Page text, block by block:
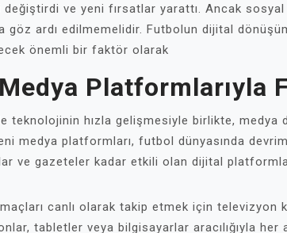
değiştirdi ve yeni fırsatlar yarattı. Ancak sosyal
göz ardı edilmemelidir. Futbolun dijital
önemli bir faktör olarak
Platformlarıyla
teknolojinin hızla gelişmesiyle birlikte, medya
medya platformları, futbol dünyasında
ve gazeteler kadar etkili olan dijital
canlı olarak takip etmek için televizyon
tabletler veya bilgisayarlar aracılığıyla